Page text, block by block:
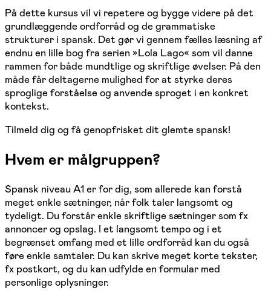
På dette kursus vil vi repetere og bygge videre på det
grundlæggende ordforråd og de grammatiske
strukturer i spansk. Det gør vi gennem fælles læsning af
endnu en lille bog fra serien »Lola Lago« som vil danne
rammen for både mundtlige og skriftlige øvelser. På den
måde får deltagerne mulighed for at styrke deres
sproglige forståelse og anvende sproget i en konkret
kontekst.
Tilmeld dig og få genopfrisket dit glemte spansk!
Hvem er målgruppen?
Spansk niveau A1 er for dig, som allerede kan forstå
meget enkle sætninger, når folk taler langsomt og
tydeligt. Du forstår enkle skriftlige sætninger som fx
annoncer og opslag. I et langsomt tempo og i et
begrænset omfang med et lille ordforråd kan du også
føre enkle samtaler. Du kan skrive meget korte tekster,
fx postkort, og du kan udfylde en formular med
personlige oplysninger.